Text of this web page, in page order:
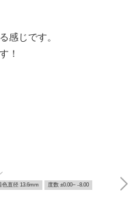
感じです。
！
色直径 13.6mm 度数 ±0.00~ -8.00